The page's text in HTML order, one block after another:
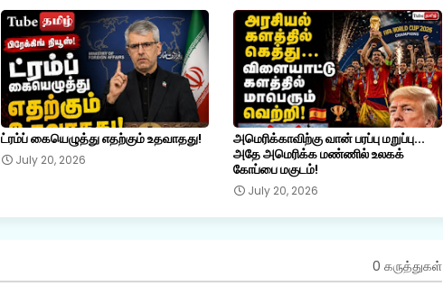
ட்ரம்ப் கையெழுத்து எதற்கும் உதவாதது!
July 20, 2026
அமெரிக்காவிற்கு வான் பரப்பு மறுப்பு...
அதே அமெரிக்க மண்ணில் உலகக்
கோப்பை மகுடம்!
July 20, 2026
0 கருத்துகள்